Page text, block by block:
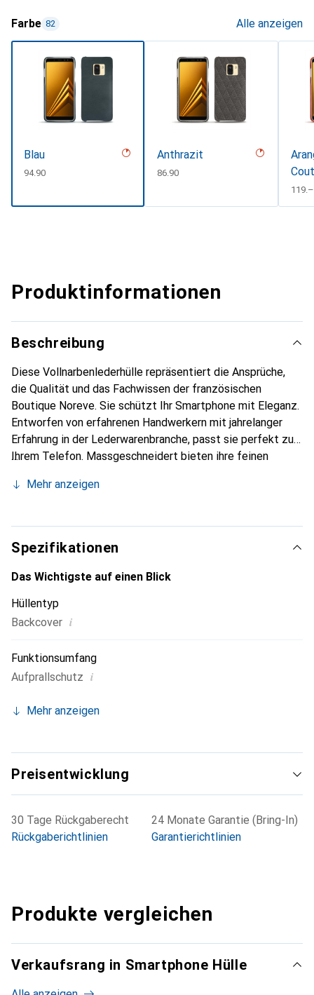
Farbe 82 Alle anzeigen
Blau
CHF
94.90
Anthrazit
CHF
86.90
CHF
119.–
Produktinformationen
Beschreibung
Diese Vollnarbenlederhülle repräsentiert die Ansprüche,
die Qualität und das Fachwissen der französischen
Boutique Noreve. Sie schützt Ihr Smartphone mit Eleganz.
Entworfen von erfahrenen Handwerkern mit jahrelanger
Erfahrung in der Lederwarenbranche, passt sie perfekt zu
Ihrem Telefon. Massgeschneidert bieten ihre feinen
unverzichtbaren Accessoire für Ihr Smartphone.
die Marke Noreve eine zuverlässige Wahl für eine
anspruchsvolle Kundschaft.
Mehr anzeigen
Spezifikationen
Das Wichtigste auf einen Blick
Hüllentyp
Backcover i
Funktionsumfang
Aufprallschutz i
Mehr anzeigen
Preisentwicklung
30 Tage Rückgaberecht
Rückgaberichtlinien
24 Monate Garantie (Bring-In)
Garantierichtlinien
Produkte vergleichen
Verkaufsrang in Smartphone Hülle